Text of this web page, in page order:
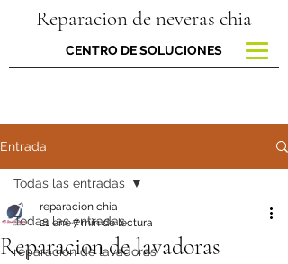
Reparacion de neveras chia
CENTRO DE SOLUCIONES
Entrada
Todas las entradas
reparacion de lavadoras
Todas las entradas
Reparacion de lavadoras
reparacion chia
21 ene7 min de lectura